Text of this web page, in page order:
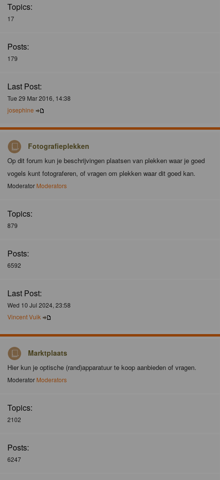
Topics:
17
Posts:
179
Last Post:
Tue 29 Mar 2016, 14:38
josephine
Fotografieplekken
Op dit forum kun je beschrijvingen plaatsen van plekken waar je goed
vogels kunt fotograferen, of vragen om plekken waar dit goed kan.
Moderator Moderators
Topics:
879
Posts:
6592
Last Post:
Wed 10 Jul 2024, 23:58
Vincent Vuik
Marktplaats
Hier kun je optische (rand)apparatuur te koop aanbieden of vragen.
Moderator Moderators
Topics:
2102
Posts:
6247